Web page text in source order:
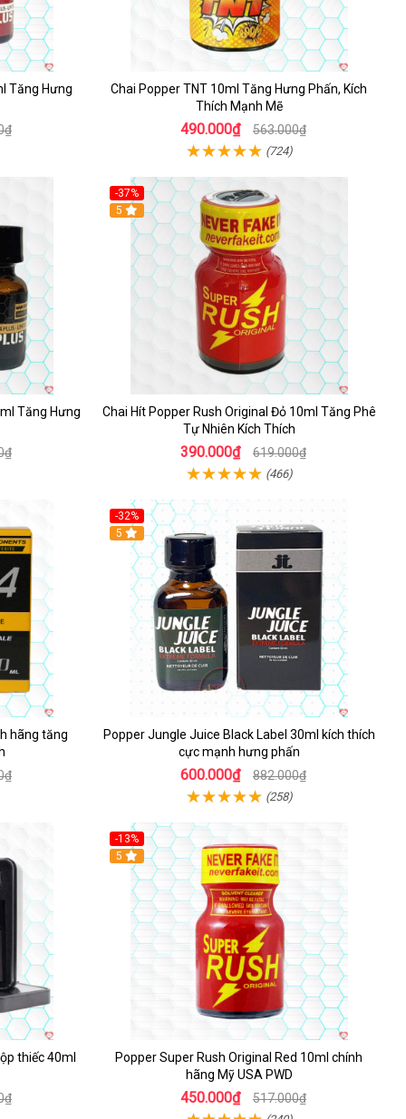
Tăng Hưng
Chai Popper TNT 10ml Tăng Hưng Phấn, Kích
Thích Mạnh Mẽ
490.000₫ 563.000₫
(724)
Tăng Hưng
-37%
5
Chai Hít Popper Rush Original Đỏ 10ml Tăng Phê
Tự Nhiên Kích Thích
390.000₫ 619.000₫
(466)
hãng tăng
-32%
5
Popper Jungle Juice Black Label 30ml kích thích
cực mạnh hưng phấn
600.000₫ 882.000₫
(258)
thiếc 40ml
-13%
Hot
5
Popper Super Rush Original Red 10ml chính
hãng Mỹ USA PWD
450.000₫ 517.000₫